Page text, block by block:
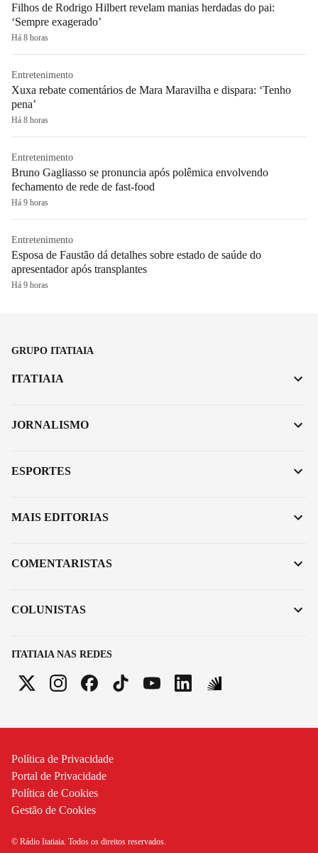
Filhos de Rodrigo Hilbert revelam manias herdadas do pai:
‘Sempre exagerado’
Há 8 horas
Entretenimento
Xuxa rebate comentários de Mara Maravilha e dispara: ‘Tenho
pena’
Há 8 horas
Entretenimento
Bruno Gagliasso se pronuncia após polêmica envolvendo
fechamento de rede de fast-food
Há 9 horas
Entretenimento
Esposa de Faustão dá detalhes sobre estado de saúde do
apresentador após transplantes
Há 9 horas
GRUPO ITATIAIA
ITATIAIA NAS REDES
ITATIAIA
JORNALISMO
ESPORTES
MAIS EDITORIAS
COMENTARISTAS
COLUNISTAS
Política de Privacidade
Portal de Privacidade
Política de Cookies
Gestão de Cookies
© Rádio Itatiaia. Todos os direitos reservados.